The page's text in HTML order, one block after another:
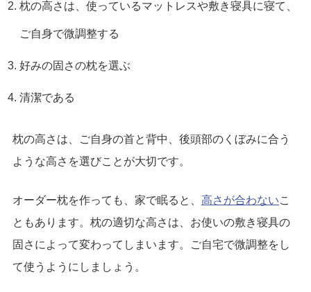
枕の高さは、使っているマットレスや敷き寝具に寝て、
ご自身で微調整する
好みの固さの枕を選ぶ
清潔である
枕の高さは、ご自身の首と背中、後頭部のくぼみに合う
ような高さを選びことが大切です。
オーダー枕を作っても、家で眠ると、 高さが合わないこ
ともあります。枕の適切な高さは、お使いの敷き寝具の
固さによって変わってしまいます。ご自宅で微調整をし
て使うようにしましょう。